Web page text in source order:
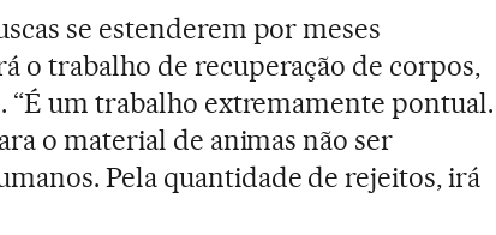
se estenderem por meses
o trabalho de recuperação de corpos,
“É um trabalho extremamente pontual.
o material de animas não ser
Pela quantidade de rejeitos, irá